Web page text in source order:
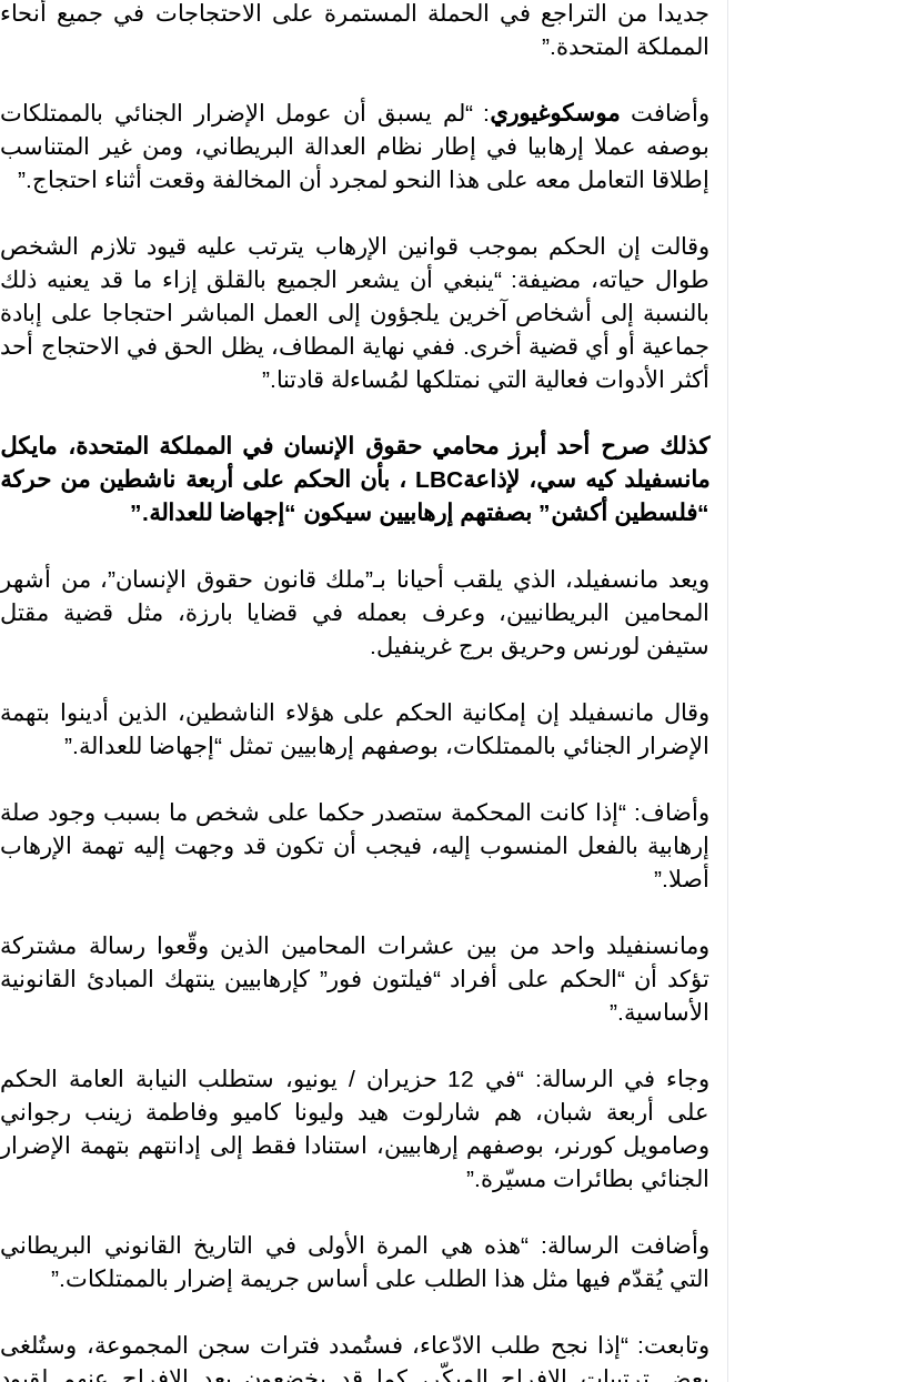
جديدا من التراجع في الحملة المستمرة على الاحتجاجات في جميع أنحاء
المملكة المتحدة”.
وأضافت موسكوغيوري: “لم يسبق أن عومل الإضرار الجنائي بالممتلكات
بوصفه عملا إرهابيا في إطار نظام العدالة البريطاني، ومن غير المتناسب
إطلاقا التعامل معه على هذا النحو لمجرد أن المخالفة وقعت أثناء احتجاج”.
وقالت إن الحكم بموجب قوانين الإرهاب يترتب عليه قيود تلازم الشخص
طوال حياته، مضيفة: “ينبغي أن يشعر الجميع بالقلق إزاء ما قد يعنيه ذلك
بالنسبة إلى أشخاص آخرين يلجؤون إلى العمل المباشر احتجاجا على إبادة
جماعية أو أي قضية أخرى. ففي نهاية المطاف، يظل الحق في الاحتجاج أحد
أكثر الأدوات فعالية التي نمتلكها لمُساءلة قادتنا”.
كذلك صرح أحد أبرز محامي حقوق الإنسان في المملكة المتحدة، مايكل
مانسفيلد كيه سي، لإذاعةLBC، بأن الحكم على أربعة ناشطين من حركة
“فلسطين أكشن” بصفتهم إرهابيين سيكون “إجهاضا للعدالة”.
ويعد مانسفيلد، الذي يلقب أحيانا بـ”ملك قانون حقوق الإنسان”، من أشهر
المحامين البريطانيين، وعرف بعمله في قضايا بارزة، مثل قضية مقتل
ستيفن لورنس وحريق برج غرينفيل.
وقال مانسفيلد إن إمكانية الحكم على هؤلاء الناشطين، الذين أدينوا بتهمة
الإضرار الجنائي بالممتلكات، بوصفهم إرهابيين تمثل “إجهاضا للعدالة”.
وأضاف: “إذا كانت المحكمة ستصدر حكما على شخص ما بسبب وجود صلة
إرهابية بالفعل المنسوب إليه، فيجب أن تكون قد وجهت إليه تهمة الإرهاب
أصلا”.
ومانسنفيلد واحد من بين عشرات المحامين الذين وقّعوا رسالة مشتركة
تؤكد أن “الحكم على أفراد “فيلتون فور” كإرهابيين ينتهك المبادئ القانونية
الأساسية”.
وجاء في الرسالة: “في 12 حزيران / يونيو، ستطلب النيابة العامة الحكم
على أربعة شبان، هم شارلوت هيد وليونا كاميو وفاطمة زينب رجواني
وصامويل كورنر، بوصفهم إرهابيين، استنادا فقط إلى إدانتهم بتهمة الإضرار
الجنائي بطائرات مسيّرة”.
وأضافت الرسالة: “هذه هي المرة الأولى في التاريخ القانوني البريطاني
التي يُقدّم فيها مثل هذا الطلب على أساس جريمة إضرار بالممتلكات”.
وتابعت: “إذا نجح طلب الادّعاء، فستُمدد فترات سجن المجموعة، وستُلغى